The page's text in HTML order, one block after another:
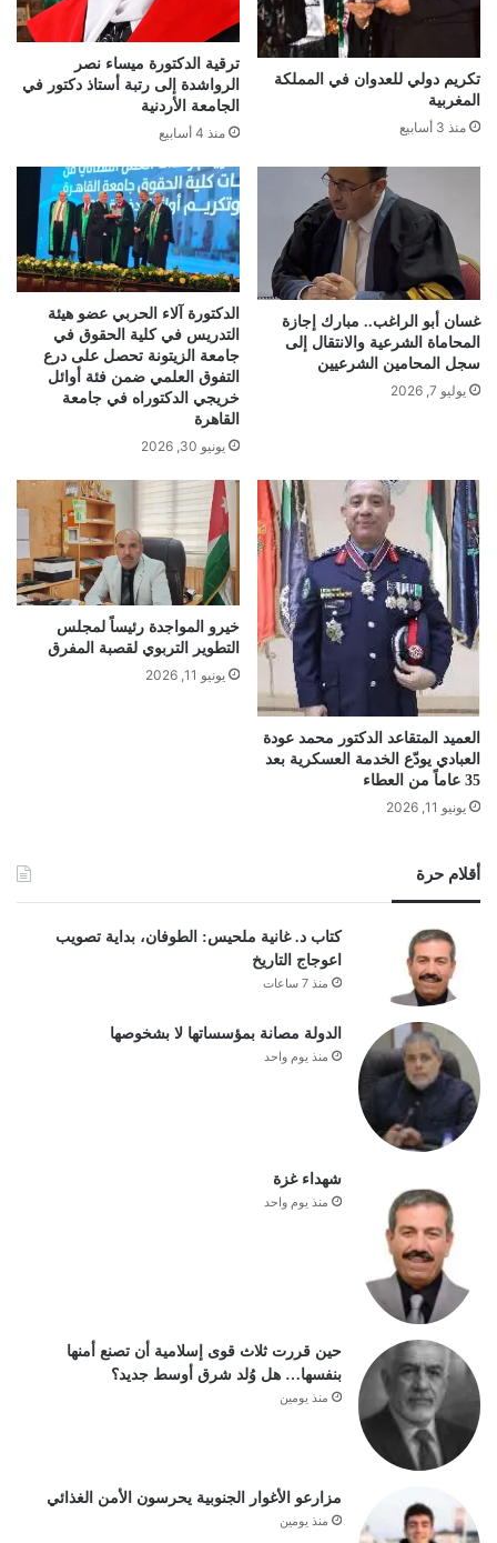
تكريم دولي للعدوان في المملكة
المغربية
منذ 3 أسابيع
ترقية الدكتورة ميساء نصر
الرواشدة إلى رتبة أستاذ دكتور في
الجامعة الأردنية
منذ 4 أسابيع
غسان أبو الراغب.. مبارك إجازة
المحاماة الشرعية والانتقال إلى
سجل المحامين الشرعيين
يوليو 7, 2026
الدكتورة آلاء الحربي عضو هيئة
التدريس في كلية الحقوق في
جامعة الزيتونة تحصل على درع
التفوق العلمي ضمن فئة أوائل
خريجي الدكتوراه في جامعة
القاهرة
يونيو 30, 2026
العميد المتقاعد الدكتور محمد عودة
العبادي يودّع الخدمة العسكرية بعد
35 عاماً من العطاء
يونيو 11, 2026
خيرو المواجدة رئيساً لمجلس
التطوير التربوي لقصبة المفرق
يونيو 11, 2026
أقلام حرة
كتاب د. غانية ملحيس: الطوفان، بداية تصويب
اعوجاج التاريخ
منذ 7 ساعات
الدولة مصانة بمؤسساتها لا بشخوصها
منذ يوم واحد
شهداء غزة
منذ يوم واحد
حين قررت ثلاث قوى إسلامية أن تصنع أمنها
بنفسها… هل وُلد شرق أوسط جديد؟
منذ يومين
مزارعو الأغوار الجنوبية يحرسون الأمن الغذائي
منذ يومين